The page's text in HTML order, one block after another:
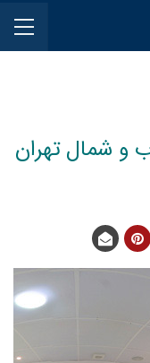
و شمال تهران